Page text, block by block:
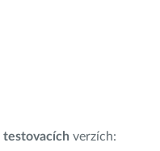
testovacích verzích: